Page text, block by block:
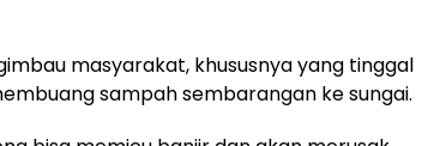
masyarakat, khususnya yang tinggal
sampah sembarangan ke sungai.